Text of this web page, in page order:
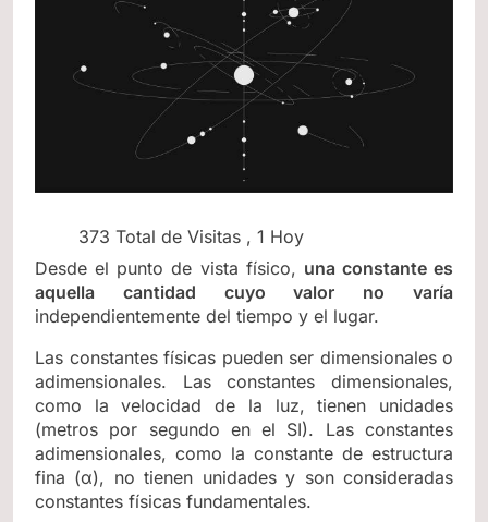
373 Total de Visitas , 1 Hoy
Desde el punto de vista físico, una constante es
aquella cantidad cuyo valor no varía
independientemente del tiempo y el lugar.
Las constantes físicas pueden ser dimensionales o
adimensionales. Las constantes dimensionales,
como la velocidad de la luz, tienen unidades
(metros por segundo en el SI). Las constantes
adimensionales, como la constante de estructura
fina (α), no tienen unidades y son consideradas
constantes físicas fundamentales.